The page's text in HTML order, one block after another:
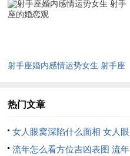
九时至十一时，午时十一时至
虽大吉，若家主八字忌火，仍
阳历2026年9月25日，阴历八
衡，火不亢烈、土不壅塞；辛
五行流转之间，火→土→金→水
土吉日
射手座婚内感情运势女生 射手座
热门文章
女人眼窝深陷什么面相 女人眼
窝深陷是短命相吗
流年怎么看方位吉凶表图 流年